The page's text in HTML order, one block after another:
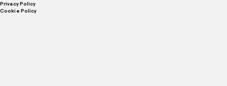
Privacy Policy
Cookie Policy